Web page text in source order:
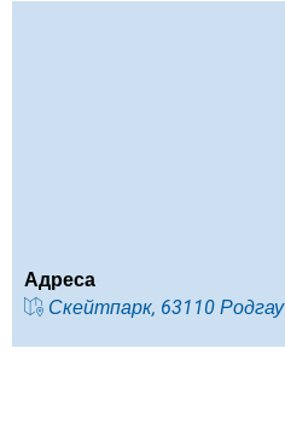
Адреса
Скейтпарк, 63110 Родгау